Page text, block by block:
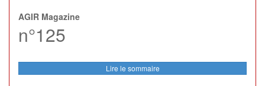
AGIR Magazine
n°125
Lire le sommaire